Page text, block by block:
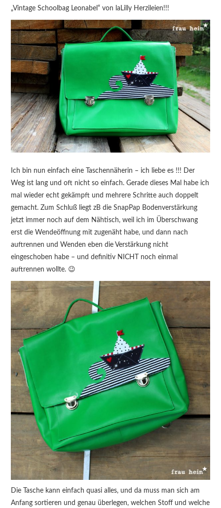
„Vintage Schoolbag Leonabel“ von laLilly Herzileien!!!
Ich bin nun einfach eine Taschennäherin – ich liebe es !!! Der
Weg ist lang und oft nicht so einfach. Gerade dieses Mal habe ich
mal wieder echt gekämpft und mehrere Schritte auch doppelt
gemacht. Zum Schluß liegt zB die SnapPap Bodenverstärkung
jetzt immer noch auf dem Nähtisch, weil ich im Überschwang
erst die Wendeöffnung mit zugenäht habe, und dann nach
auftrennen und Wenden eben die Verstärkung nicht
eingeschoben habe – und definitiv NICHT noch einmal
auftrennen wollte. 😉
Die Tasche kann einfach quasi alles, und da muss man sich am
Anfang sortieren und genau überlegen, welchen Stoff und welche